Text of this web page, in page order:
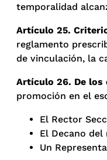
temporalidad
Artículo 25.
reglamento
de vinculación, la
Artículo 26. De los
promoción en el
El Rector
El Decano
Un